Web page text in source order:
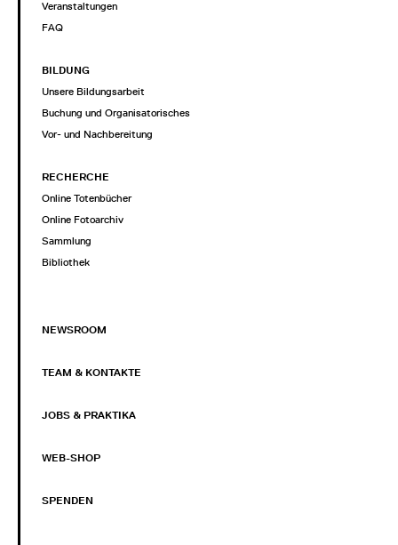
Veranstaltungen
FAQ
BILDUNG
Unsere Bildungsarbeit
Buchung und Organisatorisches
Vor- und Nachbereitung
RECHERCHE
Online Totenbücher
Online Fotoarchiv
Sammlung
Bibliothek
NEWSROOM
TEAM & KONTAKTE
JOBS & PRAKTIKA
WEB-SHOP
SPENDEN